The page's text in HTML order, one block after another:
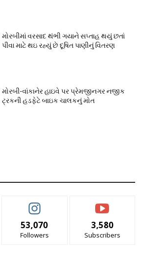
મોરબીમાં વરસાદ થંભી ગયાને સપ્તાહ થયું છતાં
પીવા માટે થઇ રહ્યું છે દૂષિત પાણીનું વિતરણ
મોરબી-વાંકાનેર હાઇવે પર પ્રેમજીનગર નજીક
ટ્રકની હડફેટે બાઇક ચાલકનું મોત
53,070
Followers
3,580
Subscribers